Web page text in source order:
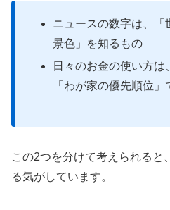
ニュースの数字は、「
景色」を知るもの
日々のお金の使い方は
「わが家の優先順位
この2つを分けて考えられると
る気がしています。